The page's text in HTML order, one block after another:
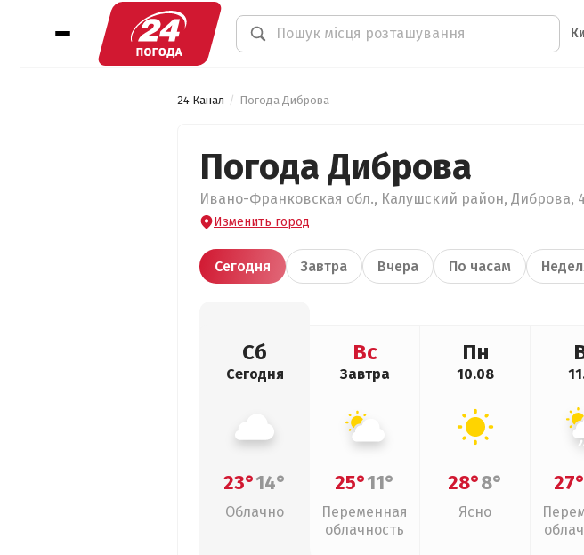
24 Канал Погода Диброва
Погода Диброва
Ивано-Франковская обл., Калушский район, Диброва,
Изменить город
Сегодня Завтра Вчера По часам
Сб
Сегодня
23°14°
Облачно
Вс
Завтра
25°11°
Переменная
облачность
Пн
10.08
28°8°
Ясно
27°